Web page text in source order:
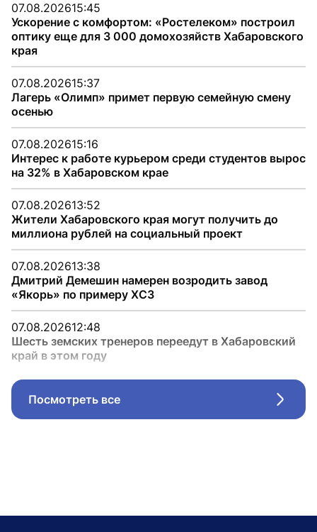
07.08.202615:45
Ускорение с комфортом: «Ростелеком» построил
оптику еще для 3 000 домохозяйств Хабаровского
края
07.08.202615:37
Лагерь «Олимп» примет первую семейную смену
осенью
07.08.202615:16
Интерес к работе курьером среди студентов вырос
на 32% в Хабаровском крае
07.08.202613:52
Жители Хабаровского края могут получить до
миллиона рублей на социальный проект
07.08.202613:38
Дмитрий Демешин намерен возродить завод
«Якорь» по примеру ХСЗ
07.08.202612:48
Шесть земских тренеров переедут в Хабаровский
край в этом году
Посмотреть все